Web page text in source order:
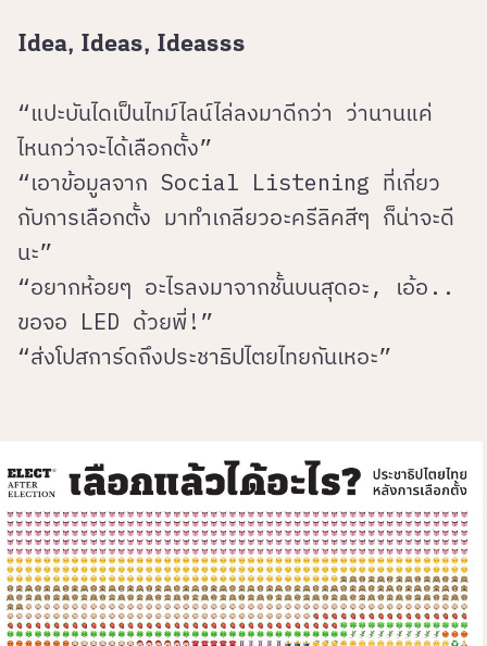
Idea, Ideas, Ideasss
“แปะบันไดเป็นไทม์ไลน์ไล่ลงมาดีกว่า ว่านานแค่
ไหนกว่าจะได้เลือกตั้ง”
“เอาข้อมูลจาก Social Listening ที่เกี่ยว
กับการเลือกตั้ง มาทำเกลียวอะครีลิคสีๆ ก็น่าจะดี
นะ”
“อยากห้อยๆ อะไรลงมาจากชั้นบนสุดอะ, เอ้อ..
ขอจอ LED ด้วยพี่!”
“ส่งโปสการ์ดถึงประชาธิปไตยไทยกันเหอะ”